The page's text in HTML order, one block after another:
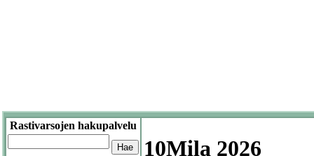
Rastivarsojen hakupalvelu
10Mila 2026